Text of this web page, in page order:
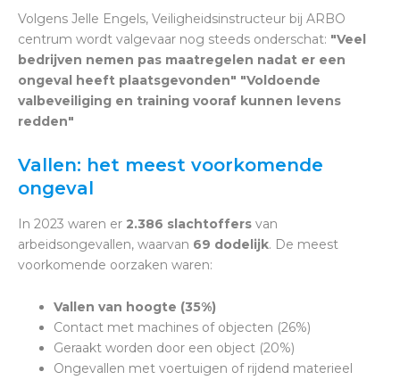
Volgens Jelle Engels, Veiligheidsinstructeur bij ARBO
centrum wordt valgevaar nog steeds onderschat: "Veel
bedrijven nemen pas maatregelen nadat er een
ongeval heeft plaatsgevonden" "Voldoende
valbeveiliging en training vooraf kunnen levens
redden"
Vallen: het meest voorkomende
ongeval
In 2023 waren er 2.386 slachtoffers van
arbeidsongevallen, waarvan 69 dodelijk. De meest
voorkomende oorzaken waren:
Vallen van hoogte (35%)
Contact met machines of objecten (26%)
Geraakt worden door een object (20%)
Ongevallen met voertuigen of rijdend materieel